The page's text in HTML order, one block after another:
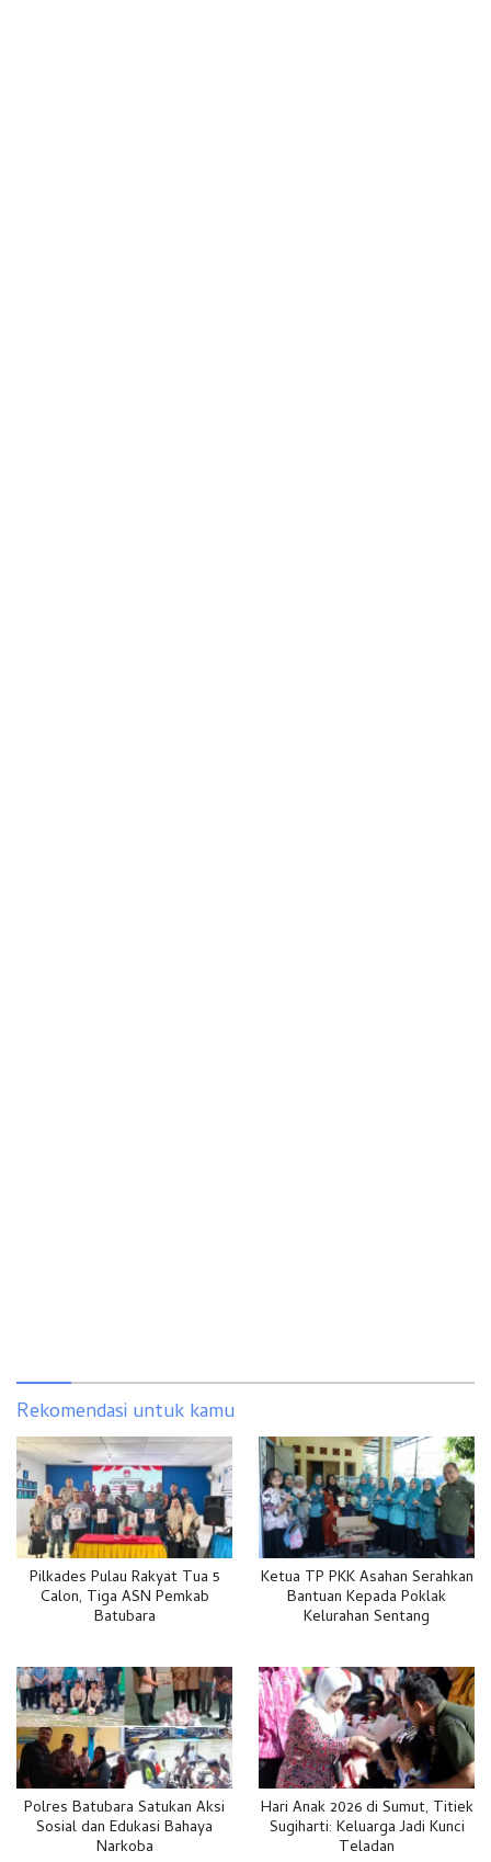
Rekomendasi untuk kamu
Pilkades Pulau Rakyat Tua 5
Calon, Tiga ASN Pemkab
Batubara
Ketua TP PKK Asahan Serahkan
Bantuan Kepada Poklak
Kelurahan Sentang
Polres Batubara Satukan Aksi
Sosial dan Edukasi Bahaya
Narkoba
Hari Anak 2026 di Sumut, Titiek
Sugiharti: Keluarga Jadi Kunci
Teladan